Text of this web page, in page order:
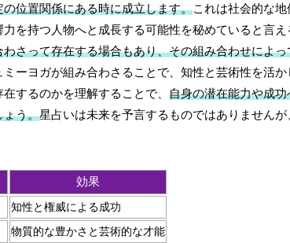
位置関係にある時に成立します。これは社会的な
を持つ人物へと成長する可能性を秘めていると言
さって存在する場合もあり、その組み合わせによ
ーヨガが組み合わさることで、知性と芸術性を活
するのかを理解することで、 自身の潜在能力や成
ょう。星占いは未来を予言するものではありません
効果
知性と権威による成功
物質的な豊かさと芸術的な才能